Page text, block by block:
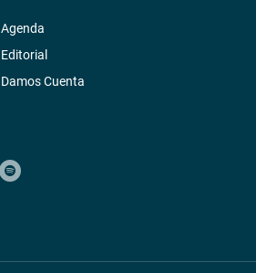
Agenda
Editorial
Damos Cuenta